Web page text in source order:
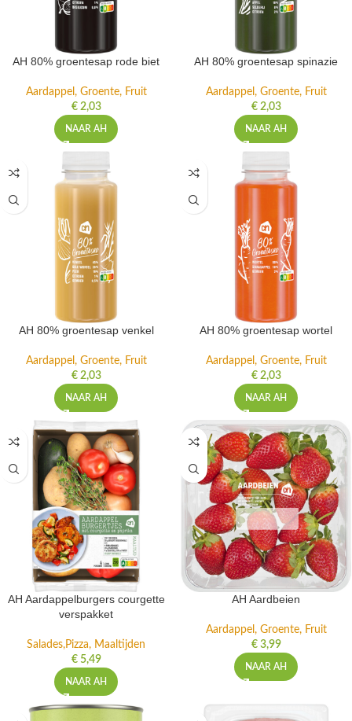
AH 80% groentesap rode biet
Aardappel, Groente, Fruit
€2,03
NAAR AH
AH 80% groentesap spinazie
Aardappel, Groente, Fruit
€2,03
NAAR AH
AH 80% groentesap venkel
Aardappel, Groente, Fruit
€2,03
NAAR AH
AH 80% groentesap wortel
Aardappel, Groente, Fruit
€2,03
NAAR AH
AH Aardappelburgers courgette
verspakket
Salades,Pizza, Maaltijden
€5,49
NAAR AH
AH Aardbeien
Aardappel, Groente, Fruit
€3,99
NAAR AH